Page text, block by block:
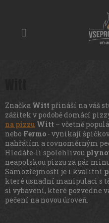
UDÍRNY
DŘEVO
PŘÍSLUŠENSTVÍ
KOŘENÍ
A
OMÁČKY
PEČENÍ
Značka Witt přináší na váš
zážitek v podobě domácí
na pizzu Witt – včetně
nebo Fermo - vynikají
nahřátím a rovnoměrným
Hledáte-li spolehlivou
neapolskou pizzu za pár
Samozřejmostí je i kvalitní
které usnadní manipulaci s
si vybavení, které pozvedne
pečení na novou úroveň.